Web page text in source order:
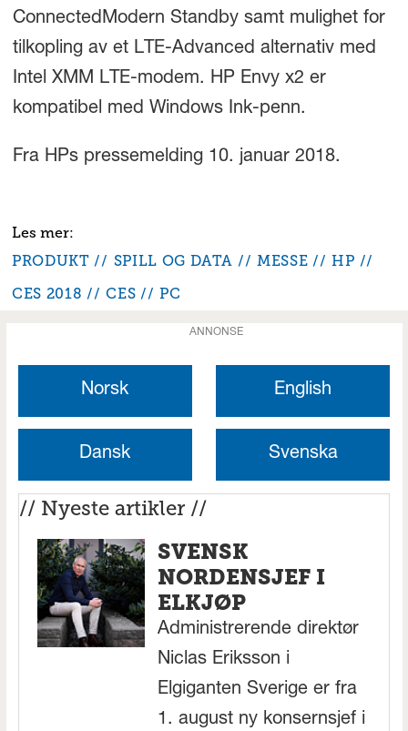
ConnectedModern Standby samt mulighet for
tilkopling av et LTE-Advanced alternativ med
Intel XMM LTE-modem. HP Envy x2 er
kompatibel med Windows Ink-penn.
Fra HPs pressemelding 10. januar 2018.
PRODUKT SPILL OG DATA MESSE
HP
CES 2018
CES PC
ANNONSE
Norsk English
Dansk Svenska
// Nyeste artikler //
SVENSK
NORDENSJEF I
ELKJØP
Administrerende direktør
Niclas Eriksson i
Elgiganten Sverige er fra
1. august ny konsernsjef i